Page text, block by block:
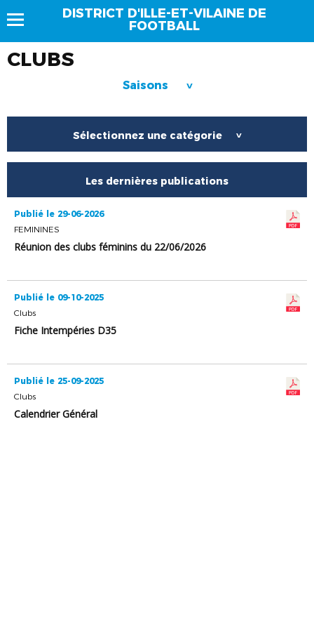
DISTRICT D'ILLE-ET-VILAINE DE
FOOTBALL
CLUBS
Saisons >
Sélectionnez une catégorie >
Les dernières publications
Publié le 29-06-2026
FEMININES
Réunion des clubs féminins du 22/06/2026
Publié le 09-10-2025
Clubs
Fiche Intempéries D35
Publié le 25-09-2025
Clubs
Calendrier Général